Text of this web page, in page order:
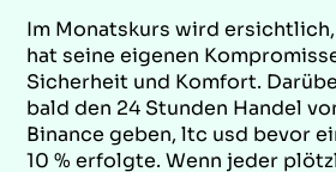
Im Monatskurs wird
hat seine eigenen
Sicherheit und Komfort.
bald den 24 Stunden Handel
Binance geben, ltc usd bevor
10 % erfolgte. Wenn jeder